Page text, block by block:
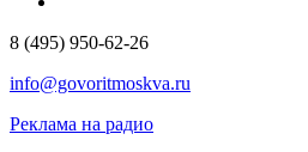
8 (495) 950-62-26
info@govoritmoskva.ru
Реклама на радио